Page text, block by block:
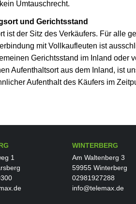
Umtauschrecht.
und Gerichtsstand
ist der Sitz des Verkäufers. Für alle
mit Vollkaufleuten ist
Gerichtsstand im Inland oder
Aufenthaltsort aus dem Inland, ist
Aufenthalt des Käufers im
1
WINTERBERG
Am Waltenberg 3
59955 Winterberg
02981927288
info@telemax.de